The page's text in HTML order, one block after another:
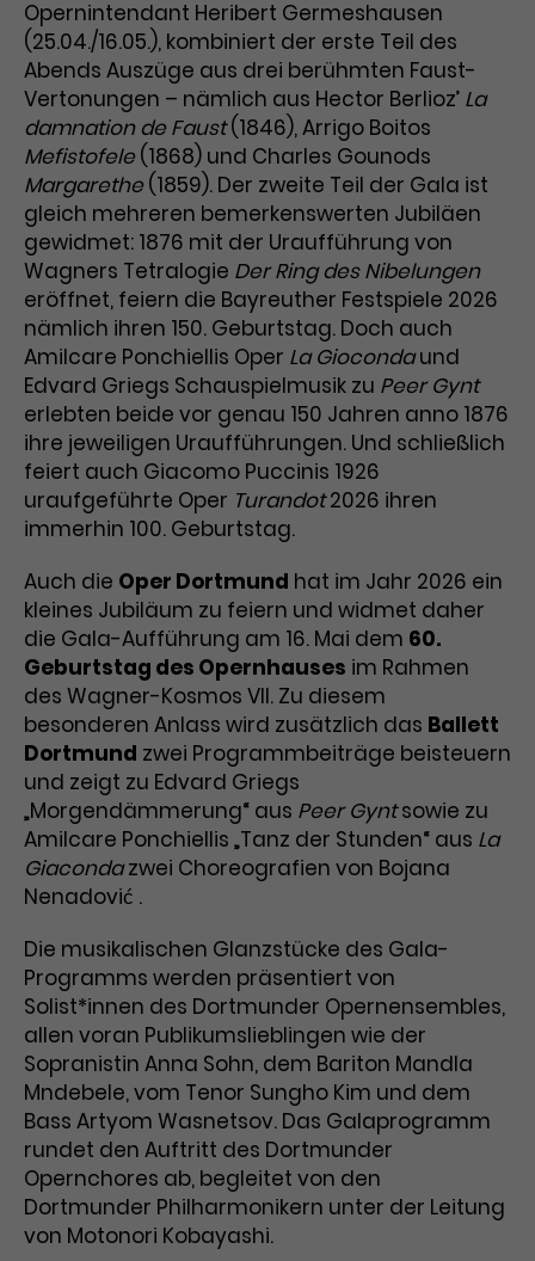
Benutzer*in wiedererkannt werden,
und es wird Zugang zu
geschützten Bereichen gewährt.
Name cookie_optin
Anbieter TYPO3
Laufzeit 1 Monat
Zweck
Enthält die gewählten Tracking-
Optin-Einstellungen.
Laufzeit 2 Jahre
Zweck
Dieses Cookie wird von Google
Analytics installiert. Das Cookie
wird verwendet, um
Besucher*innen-, Sitzungs- und
Kampagnendaten zu berechnen
und die Nutzung der Website für
den Analysebericht der Website zu
verfolgen. Die Cookies speichern
Informationen anonym und weisen
eine zufallsgenerierte Nummer zu,
um Besuche zu erkennen.
Name _gid
Anbieter Google Analytics
Laufzeit 1 Tag
Zweck
Dieses Cookie wird von Google
Analytics installiert. Das Cookie
wird verwendet, um Informationen
darüber zu speichern, wie
Besucher*innen eine Website
nutzen, und hilft bei der Erstellung
eines Analyseberichts über die
Performance der Website. Die
erhobenen Daten umfassen in
anonymisierter Form die Anzahl
Seiten.
Name _gat_UA-63561367-1
Anbieter Google Analytics
Laufzeit 1 Minute
Das ist ein von Google Analytics
gesetztes Cookie. Bestimmte
Marketing
Diese Gruppe beinhaltet alle Scripte, die es uns
ermöglichen die Leistung unserer
Werbekampagnen zu analysieren und
Conversions zu messen. Außerdem helfen sie
uns dabei Werbeanzeigen und Inhalte besser auf
die Interessen unserer Nutzer abzustimmen.
Name
_gcl_au
Anbieter Google Ads
Laufzeit 3 Monate
Zweck
Wird von Google verwendet, um
die Effizienz von Werbeanzeigen zu
messen und Conversions zu
speichern. Dieses Cookie hilft dabei
nachzuvollziehen, ob Nutzer über
Google-Anzeigen auf unsere
Website gelangt sind.
Name _gcl_aw
Anbieter Google Ads
Laufzeit 3 Monate
Zweck
Dieses Cookie speichert
Informationen zu Werbeklicks und
dient der Zuordnung von
Conversions zu Google Ads-
Kampagnen.
Name _gcl_dc
Anbieter Google / DoubleClick
Laufzeit 3 Monate
Zweck
Dieses Cookie wird verwendet, um
Nutzerinteraktionen mit
Werbeanzeigen zu messen und
Remarketing-Funktionen
Cookie-Informationen
Opernintendant Heribert Germeshausen
(25.04./16.05.), kombiniert der erste Teil des
Abends Auszüge aus drei berühmten Faust-
Vertonungen – nämlich aus Hector Berliozʼ La
damnation de Faust(1846), Arrigo Boitos
Mefistofele(1868) und Charles Gounods
Margarethe(1859). Der zweite Teil der Gala ist
gleich mehreren bemerkenswerten Jubiläen
gewidmet: 1876 mit der Uraufführung von
Wagners Tetralogie Der Ring des Nibelungen
eröffnet, feiern die Bayreuther Festspiele 2026
nämlich ihren 150. Geburtstag. Doch auch
Amilcare Ponchiellis Oper La Giocondaund
Edvard Griegs Schauspielmusik zu Peer Gynt
erlebten beide vor genau 150 Jahren anno 1876
ihre jeweiligen Uraufführungen. Und schließlich
feiert auch Giacomo Puccinis 1926
uraufgeführte Oper Turandot2026 ihren
immerhin 100. Geburtstag.
Auch die Oper Dortmund hat im Jahr 2026 ein
kleines Jubiläum zu feiern und widmet daher
die Gala-Aufführung am 16. Mai dem 60.
Geburtstag des Opernhauses im Rahmen
des Wagner-Kosmos VII. Zu diesem
besonderen Anlass wird zusätzlich das Ballett
Dortmund zwei Programmbeiträge beisteuern
und zeigt zu Edvard Griegs
„Morgendämmerung“ aus Peer Gyntsowie zu
Amilcare Ponchiellis „Tanz der Stunden“ aus La
Giacondazwei Choreografien von Bojana
Nenadović .
Die musikalischen Glanzstücke des Gala-
Programms werden präsentiert von
Solist*innen des Dortmunder Opernensembles,
allen voran Publikumslieblingen wie der
Sopranistin Anna Sohn, dem Bariton Mandla
Mndebele, vom Tenor Sungho Kim und dem
Bass Artyom Wasnetsov. Das Galaprogramm
rundet den Auftritt des Dortmunder
Opernchores ab, begleitet von den
Dortmunder Philharmonikern unter der Leitung
von Motonori Kobayashi.